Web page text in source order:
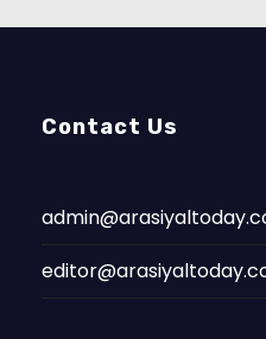
Contact Us